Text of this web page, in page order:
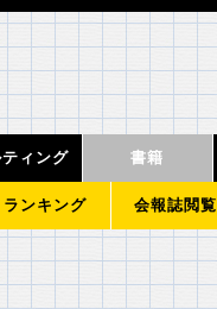
ィング 書籍
ランキング 会報誌閲覧